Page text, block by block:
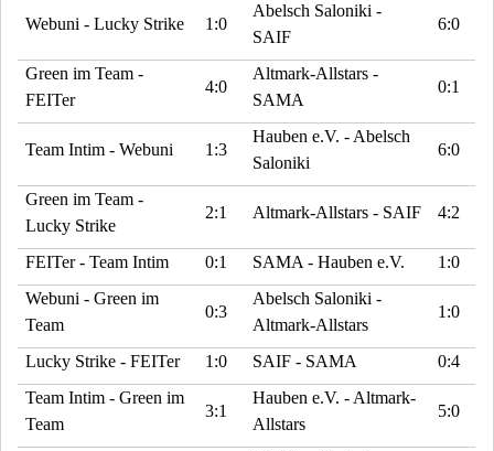
Webuni - Lucky Strike 1:0
Abelsch Saloniki -
SAIF
6:0
Green im Team -
FEITer
4:0
Altmark-Allstars -
SAMA
0:1
Team Intim - Webuni 1:3
Hauben e.V. - Abelsch
Saloniki
6:0
Green im Team -
Lucky Strike
2:1 Altmark-Allstars - SAIF 4:2
FEITer - Team Intim 0:1 SAMA - Hauben e.V.
1:0
Webuni - Green im
Team
0:3
Abelsch Saloniki -
Altmark-Allstars
1:0
Lucky Strike - FEITer 1:0 SAIF - SAMA
0:4
Team Intim - Green im
Team
3:1
Hauben e.V. - Altmark-
Allstars
5:0